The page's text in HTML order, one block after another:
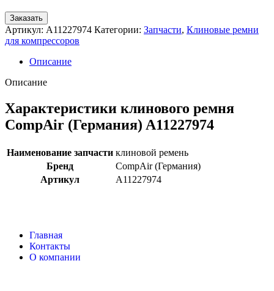
Заказать
Артикул: A11227974 Категории: Запчасти, Клиновые ремни
для компрессоров
Описание
Описание
Характеристики клинового ремня
CompAir (Германия) A11227974
Наименование запчасти клиновой ремень
Бренд
CompAir (Германия)
Артикул
A11227974
Главная
Контакты
О компании